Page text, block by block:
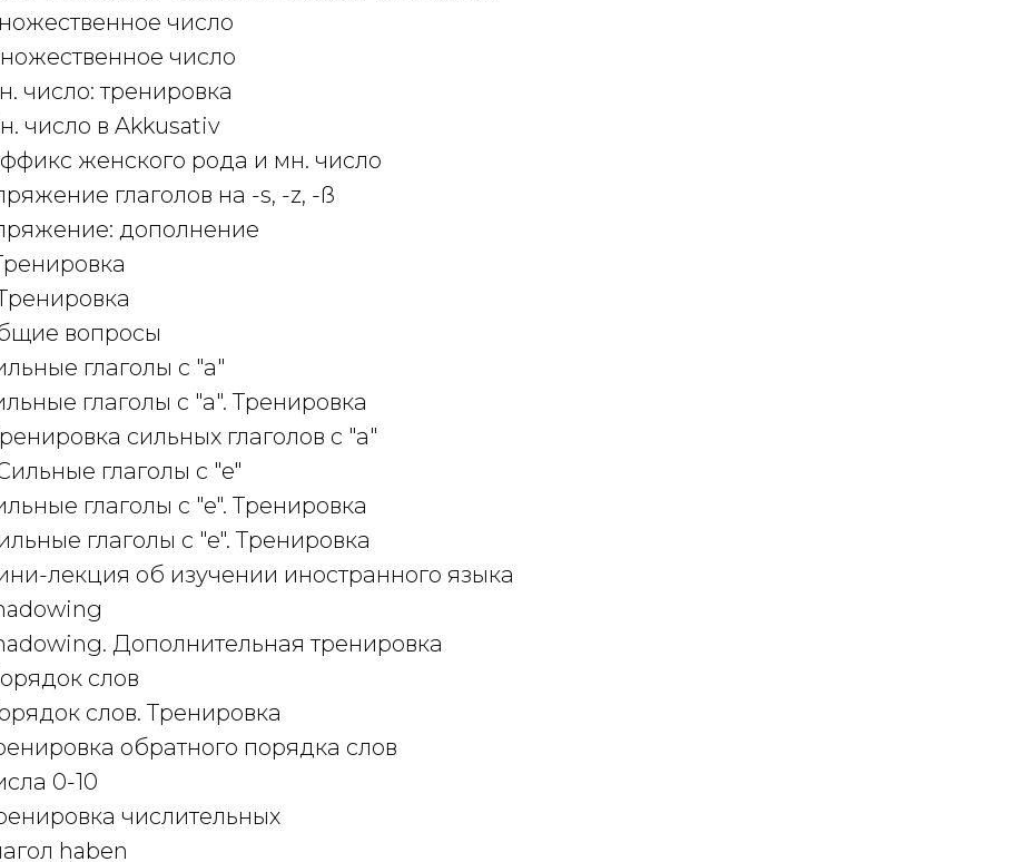
число
число
число: тренировка
число в Akkusativ
женского рода и мн. число
глаголов на -s, -z, -ß
дополнение
вопросы
глаголы с "а"
глаголы с "а". Тренировка
сильных глаголов с "а"
глаголы с "e"
глаголы с "e". Тренировка
глаголы с "e". Тренировка
лекция об изучении иностранного языка
Дополнительная тренировка
слов
слов. Тренировка
обратного порядка слов
0-10
числительных
haben